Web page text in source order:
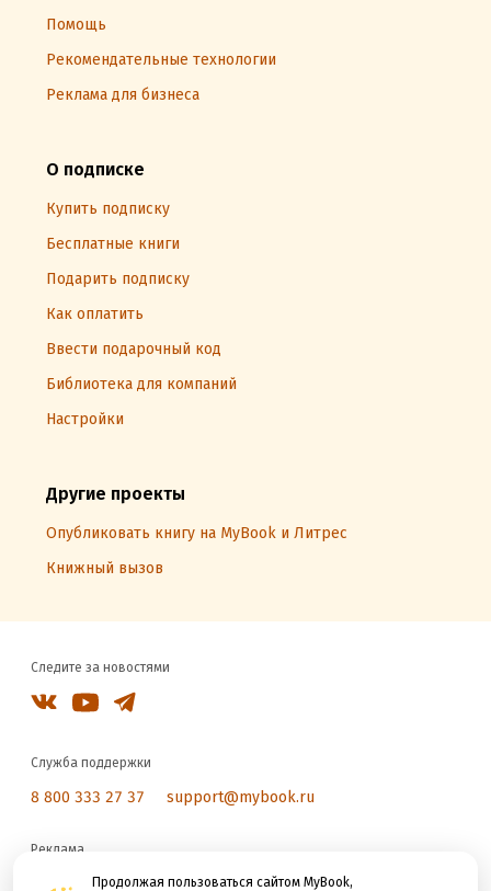
Продолжая пользоваться сайтом MyBook,
Помощь
Рекомендательные технологии
Реклама для бизнеса
О подписке
Купить подписку
Бесплатные книги
Подарить подписку
Как оплатить
Ввести подарочный код
Библиотека для компаний
Настройки
Другие проекты
Опубликовать книгу на MyBook и Литрес
Книжный вызов
Следите за новостями
Служба поддержки
8 800 333 27 37 support@mybook.ru
Реклама
reklama@litres.ru